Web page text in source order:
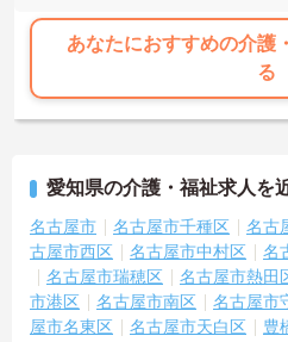
あなたにおすすめの介護
る
愛知県の介護・福祉求人を
名古屋市 名古屋市千種区 名古
古屋市西区
名古屋市中村区 名
名古屋市瑞穂区
名古屋市熱田
市港区
名古屋市南区 名古屋市
屋市名東区
名古屋市天白区 豊